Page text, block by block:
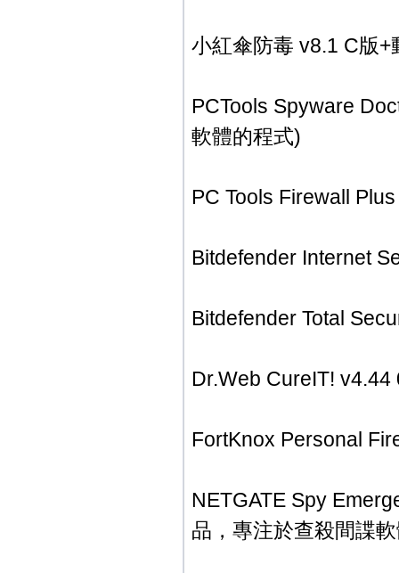
小紅傘防毒 v8.1 C版
PCTools Spyware
軟體的程式)
PC Tools Firewall
Bitdefender Internet
Bitdefender Total
Dr.Web CureIT!
FortKnox Personal
NETGATE Spy
品，專注於查殺間諜